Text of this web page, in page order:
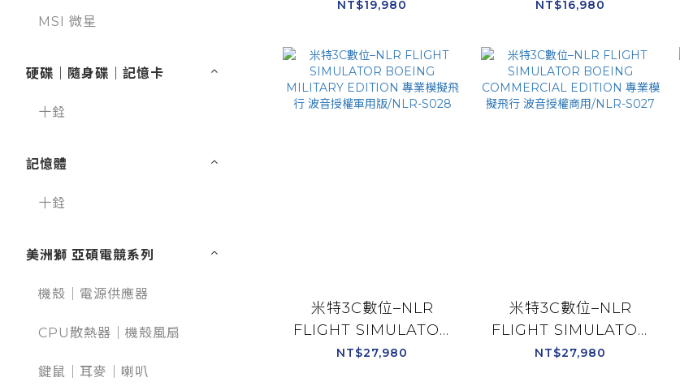
MSI 微星
硬碟｜隨身碟｜記憶卡
十銓
記憶體
十銓
美洲獅 亞碩電競系列
機殼｜電源供應器
CPU散熱器｜機殼風扇
鍵鼠｜耳麥｜喇叭
Plate Edition 入門鋁
廠牌方向盤/NLR-E032
NT$19,980
Plate Edition 入門鋁
廠牌方向盤/NLR-E028
NT$16,980
米特3C數位–NLR
FLIGHT SIMULATOR
BOEING MILITARY
NT$27,980
米特3C數位–NLR
FLIGHT SIMULATOR
BOEING
NT$27,980